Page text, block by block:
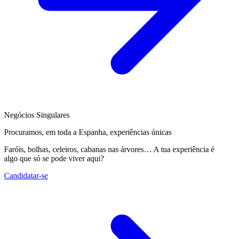
Negócios Singulares
Procuramos, em toda a Espanha, experiências únicas
Faróis, bolhas, celeiros, cabanas nas árvores… A tua experiência é
algo que só se pode viver aqui?
Candidatar-se